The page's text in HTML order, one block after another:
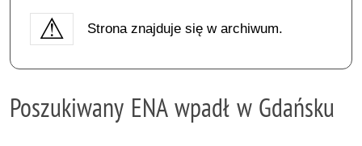
Strona znajduje się w archiwum.
Poszukiwany ENA wpadł w Gdańsku